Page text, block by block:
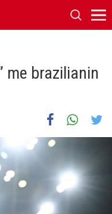
me brazilianin